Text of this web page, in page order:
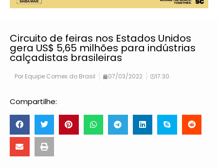
Circuito de feiras nos Estados Unidos
gera US$ 5,65 milhões para indústrias
calçadistas brasileiras
Por Equipe Comex do Brasil 07/03/2022 17:30
Compartilhe: